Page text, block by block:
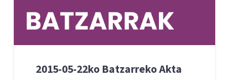
2015-05-22ko Batzarreko Akta